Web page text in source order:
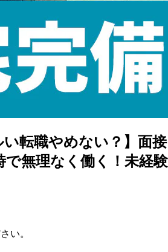
い転職やめない？】
で無理なく働く！未経
い。